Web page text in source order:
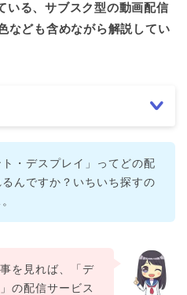
いる、サブスク型の動画配信
なども含めながら解説してい
ト・デスプレイ」ってどの配
んですか？いちいち探すの
を見れば、「デ
の配信サービス